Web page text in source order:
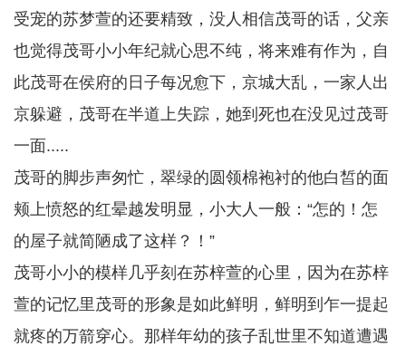
受宠的苏梦萱的还要精致，没人相信茂哥的话，父亲
也觉得茂哥小小年纪就心思不纯，将来难有作为，自
此茂哥在侯府的日子每况愈下，京城大乱，一家人出
京躲避，茂哥在半道上失踪，她到死也在没见过茂哥
一面.....
茂哥的脚步声匆忙，翠绿的圆领棉袍衬的他白皙的面
颊上愤怒的红晕越发明显，小大人一般：“怎的！怎
的屋子就简陋成了这样？！”
茂哥小小的模样几乎刻在苏梓萱的心里，因为在苏梓
萱的记忆里茂哥的形象是如此鲜明，鲜明到乍一提起
就疼的万箭穿心。那样年幼的孩子乱世里不知道遭遇